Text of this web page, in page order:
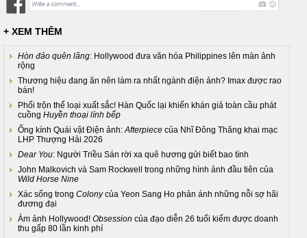
+ XEM THÊM
Hòn đảo quên lãng: Hollywood đưa văn hóa Philippines lên màn ảnh
rộng
Thương hiệu đang ăn nên làm ra nhất ngành điện ảnh? Imax được rao
bán!
Phối trộn thể loại xuất sắc! Hàn Quốc lại khiến khán giả toàn cầu phát
cuồng Huyền thoại lính bếp
Ống kính Quái vật Điện ảnh:Afterpiece của Nhĩ Đông Thăng khai mạc
LHP Thượng Hải 2026
Dear You: Người Triều Sán rời xa quê hương gửi biết bao tình
John Malkovich và Sam Rockwell trong những hình ảnh đầu tiên của
Wild Horse Nine
Xác sống trong Colonycủa Yeon Sang Ho phản ánh những nỗi sợ hãi
đương đại
Ám ảnh Hollywood! Obsession của đạo diễn 26 tuổi kiếm được doanh
thu gấp 80 lần kinh phí